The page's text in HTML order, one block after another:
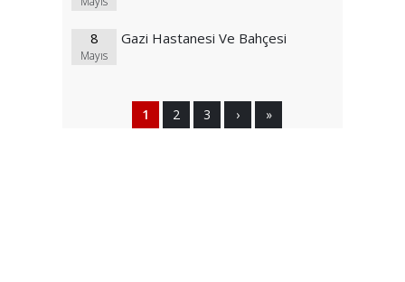
8
Mayıs
Gazi Hastanesi Ve Bahçesi
1 2 3 › »